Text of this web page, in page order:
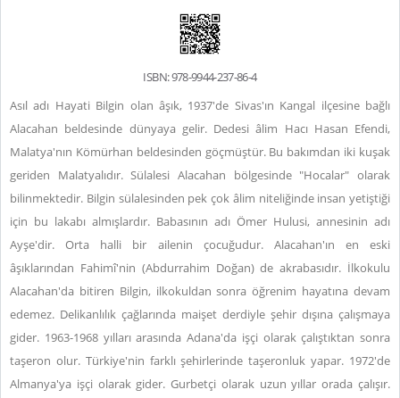
ISBN: 978-9944-237-86-4
Asıl adı Hayati Bilgin olan âşık, 1937'de Sivas'ın Kangal ilçesine bağlı
Alacahan beldesinde dünyaya gelir. Dedesi âlim Hacı Hasan Efendi,
Malatya'nın Kömürhan beldesinden göçmüştür. Bu bakımdan iki kuşak
geriden Malatyalıdır. Sülalesi Alacahan bölgesinde "Hocalar" olarak
bilinmektedir. Bilgin sülalesinden pek çok âlim niteliğinde insan yetiştiği
için bu lakabı almışlardır. Babasının adı Ömer Hulusi, annesinin adı
Ayşe'dir. Orta halli bir ailenin çocuğudur. Alacahan'ın en eski
âşıklarından Fahimî'nin (Abdurrahim Doğan) de akrabasıdır. İlkokulu
Alacahan'da bitiren Bilgin, ilkokuldan sonra öğrenim hayatına devam
edemez. Delikanlılık çağlarında maişet derdiyle şehir dışına çalışmaya
gider. 1963-1968 yılları arasında Adana'da işçi olarak çalıştıktan sonra
taşeron olur. Türkiye'nin farklı şehirlerinde taşeronluk yapar. 1972'de
Almanya'ya işçi olarak gider. Gurbetçi olarak uzun yıllar orada çalışır.